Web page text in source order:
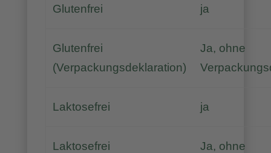
Glutenfrei ja
Glutenfrei
(Verpackungsdeklaration)
Ja, ohne
Laktosefrei ja
Laktosefrei
Ja, ohne